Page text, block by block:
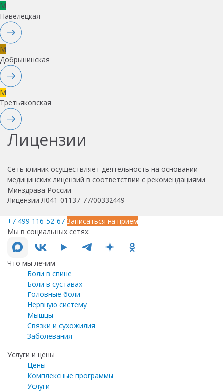
M
Павелецкая
M
Добрынинская
M
Третьяковская
Лицензии
Сеть клиник осуществляет деятельность на основании
медицинских лицензий в соответствии с рекомендациями
Минздрава России
Лицензии Л041-01137-77/00332449
+7 499 116-52-67 Записаться на прием
Мы в социальных сетях:
Что мы лечим
Боли в спине
Боли в суставах
Головные боли
Нервную систему
Мышцы
Связки и сухожилия
Заболевания
Услуги и цены
Цены
Комплексные программы
Услуги